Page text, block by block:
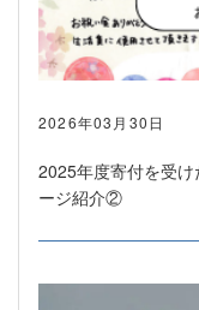
2026年03月30日
2025年度寄付を受
ージ紹介②